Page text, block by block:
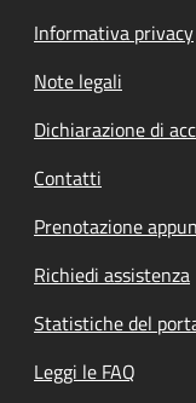
Informativa privacy
Note legali
Dichiarazione di
Contatti
Prenotazione
Richiedi assistenza
Statistiche del
Leggi le FAQ